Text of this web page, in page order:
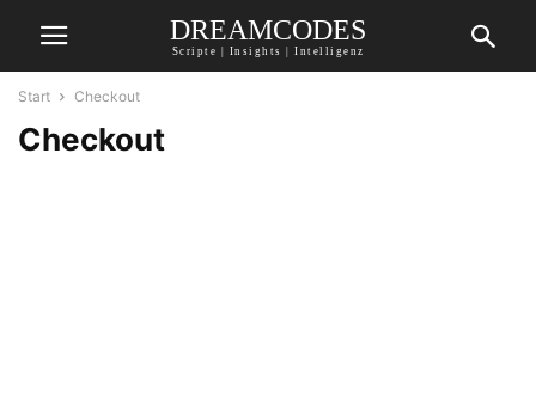
DREAMCODES
Scripte | Insights | Intelligenz
Start Checkout
Checkout